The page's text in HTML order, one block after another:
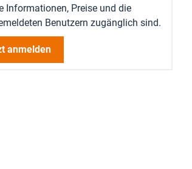
Informationen, Preise und die
Benutzern zugänglich sind.
anmelden